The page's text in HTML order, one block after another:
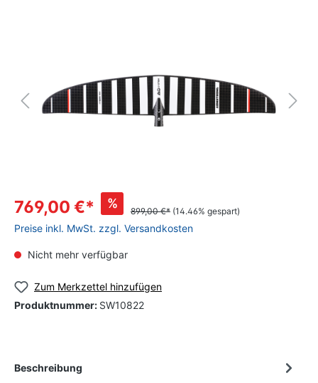
769,00 €* %
899,00 €* (14.46% gespart)
Preise inkl. MwSt. zzgl. Versandkosten
Nicht mehr verfügbar
Zum Merkzettel hinzufügen
Produktnummer: SW10822
Beschreibung